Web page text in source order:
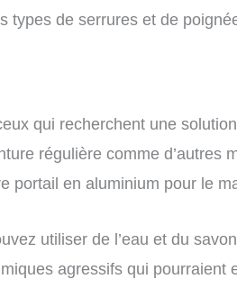
de serrures et de
qui recherchent une
régulière comme d’autres
portail en aluminium pour le
utiliser de l’eau et du
agressifs qui